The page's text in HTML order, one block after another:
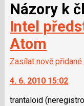
Názory k
Intel
Atom
Zasílat nově
4. 6. 2010 15:02
trantaloid